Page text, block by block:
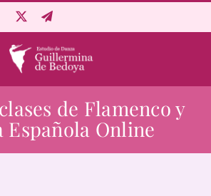
Aprende Online
Estudio
de Flamenco y
Española Online